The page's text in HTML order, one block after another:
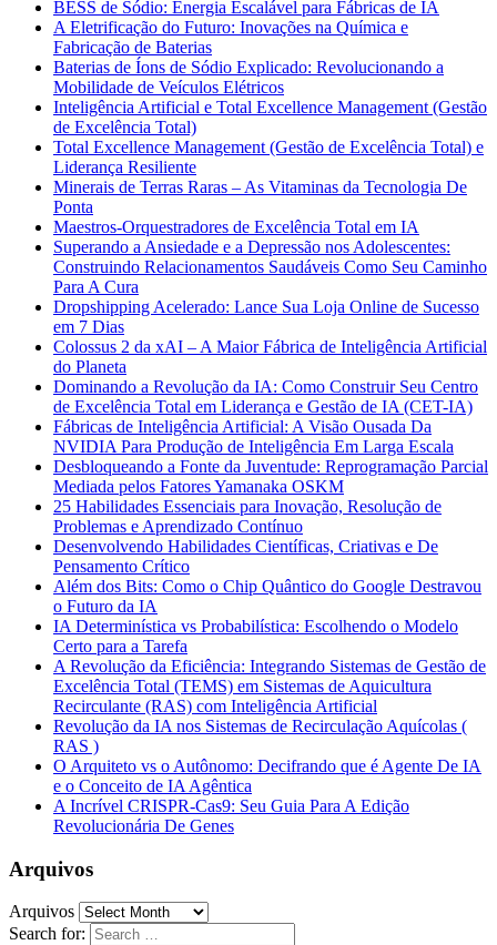
BESS de Sódio: Energia Escalável para Fábricas de IA
A Eletrificação do Futuro: Inovações na Química e
Fabricação de Baterias
Baterias de Íons de Sódio Explicado: Revolucionando a
Mobilidade de Veículos Elétricos
Inteligência Artificial e Total Excellence Management (Gestão
de Excelência Total)
Total Excellence Management (Gestão de Excelência Total) e
Liderança Resiliente
Minerais de Terras Raras – As Vitaminas da Tecnologia De
Ponta
Maestros-Orquestradores de Excelência Total em IA
Superando a Ansiedade e a Depressão nos Adolescentes:
Construindo Relacionamentos Saudáveis Como Seu Caminho
Para A Cura
Dropshipping Acelerado: Lance Sua Loja Online de Sucesso
em 7 Dias
Colossus 2 da xAI – A Maior Fábrica de Inteligência Artificial
do Planeta
Dominando a Revolução da IA: Como Construir Seu Centro
de Excelência Total em Liderança e Gestão de IA (CET-IA)
Fábricas de Inteligência Artificial: A Visão Ousada Da
NVIDIA Para Produção de Inteligência Em Larga Escala
Desbloqueando a Fonte da Juventude: Reprogramação Parcial
Mediada pelos Fatores Yamanaka OSKM
25 Habilidades Essenciais para Inovação, Resolução de
Problemas e Aprendizado Contínuo
Desenvolvendo Habilidades Científicas, Criativas e De
Pensamento Crítico
Além dos Bits: Como o Chip Quântico do Google Destravou
o Futuro da IA
IA Determinística vs Probabilística: Escolhendo o Modelo
Certo para a Tarefa
A Revolução da Eficiência: Integrando Sistemas de Gestão de
Excelência Total (TEMS) em Sistemas de Aquicultura
Recirculante (RAS) com Inteligência Artificial
Revolução da IA nos Sistemas de Recirculação Aquícolas (
RAS )
O Arquiteto vs o Autônomo: Decifrando que é Agente De IA
e o Conceito de IA Agêntica
A Incrível CRISPR-Cas9: Seu Guia Para A Edição
Revolucionária De Genes
Arquivos
Arquivos
Search for: